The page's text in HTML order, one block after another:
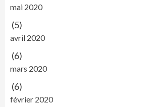
mai 2020
(5)
avril 2020
(6)
mars 2020
(6)
février 2020